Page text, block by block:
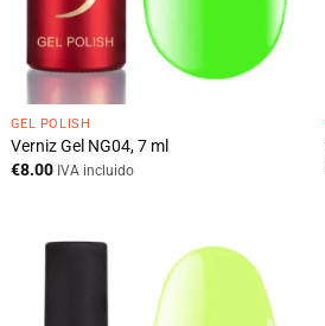
GEL POLISH
Verniz Gel NG04, 7 ml
€8.00 IVA incluido